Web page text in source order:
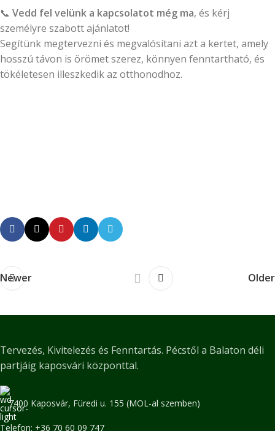
📞 Vedd fel velünk a kapcsolatot még ma, és kérj
személyre szabott ajánlatot!
Segítünk megtervezni és megvalósítani azt a kertet, amely
hosszú távon is örömet szerez, könnyen fenntartható, és
tökéletesen illeszkedik az otthonodhoz.
Newer Older
Tervezés, Kivitelezés és Fenntartás. Pécstől a Balaton déli
partjáig kaposvári központtal.
7400 Kaposvár, Füredi u. 155 (MOL-al szemben)
Telefon: +36 70 60 09 747